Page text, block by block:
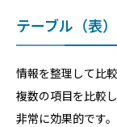
テーブル（表
情報を整理して比
複数の項目を比較
非常に効果的です。